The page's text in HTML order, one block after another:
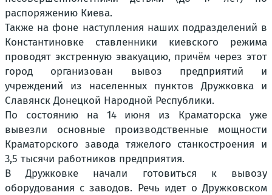
распоряжению Киева.
Также на фоне наступления наших подразделений в
Константиновке ставленники киевского режима
проводят экстренную эвакуацию, причём через этот
город организован вывоз предприятий и
учреждений из населенных пунктов Дружковка и
Славянск Донецкой Народной Республики.
По состоянию на 14 июня из Краматорска уже
вывезли основные производственные мощности
Краматорского завода тяжелого станкостроения и
3,5 тысячи работников предприятия.
В Дружковке начали готовиться к вывозу
оборудования с заводов. Речь идет о Дружковском